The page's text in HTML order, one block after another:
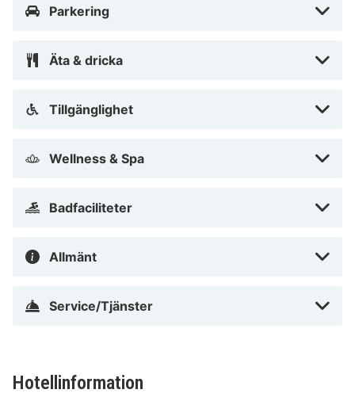
Parkering
Äta & dricka
Tillgänglighet
Wellness & Spa
Badfaciliteter
Allmänt
Service/Tjänster
Hotellinformation